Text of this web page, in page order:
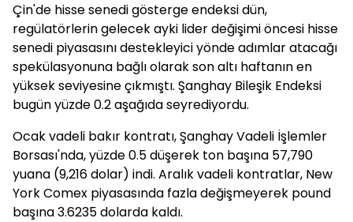
Çin'de hisse senedi gösterge endeksi dün,
regülatörlerin gelecek ayki lider değişimi öncesi hisse
senedi piyasasını destekleyici yönde adımlar atacağı
spekülasyonuna bağlı olarak son altı haftanın en
yüksek seviyesine çıkmıştı. Şanghay Bileşik Endeksi
bugün yüzde 0.2 aşağıda seyrediyordu.
Ocak vadeli bakır kontratı, Şanghay Vadeli İşlemler
Borsası'nda, yüzde 0.5 düşerek ton başına 57,790
yuana (9,216 dolar) indi. Aralık vadeli kontratlar, New
York Comex piyasasında fazla değişmeyerek pound
başına 3.6235 dolarda kaldı.